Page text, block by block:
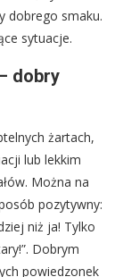
dobrego smaku.
sytuacje.
dobry
żartach,
lub lekkim
Można na
pozytywny:
niż ja! Tylko
Dobrym
powiedzonek